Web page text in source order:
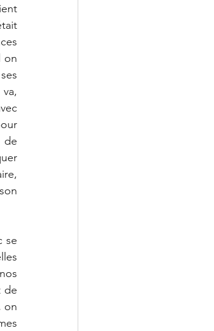
on
de
se
de
on